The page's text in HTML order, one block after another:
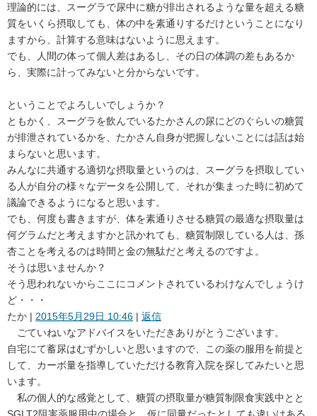
理論的には、スーグラで尿中に糖が排出されるような量を超える糖
質をいくら摂取しても、体の中を素通りするだけということになり
ますから、計算する意味はないように思えます。
でも、人間の体って個人差はあるし、その日の体調の差もあるか
ら、実際に計ってみないと分からないです。
ということでよろしいでしょうか？
ともかく、スーグラを飲んでいるたかさんの尿にどのぐらいの糖質
が排泄されているかを、たかさん自身が把握しないことには話は始
まらないと思います。
みんなに共通する適切な摂取量というのは、スーグラを摂取してい
る人が自分の様々なデータを公開して、それが集まった時に初めて
議論できるようになると思います。
でも、何度も書きますが、体を素通りさせる糖質の最適な摂取量は
何グラムだと考えますかと訊かれても、糖質制限している人は、孫
杏ことを考えるのは時間と金の無駄だと考えるのですよ。
そうは思いませんか？
そう思われないからここにコメントされているわけなんでしょうけ
ど・・・
たか | 2015年5月29日 10:46 | 返信
ごていねいなアドバイスをいただきありがとうございます。
自宅にて蓄尿はむずかしいと思いますので、この薬の服用を前提と
して、カーボ量を指導していただける教育入院を探してみたいと思
います。
私の個人的な感覚として、糖質の摂取量が糖質制限食実践中とと